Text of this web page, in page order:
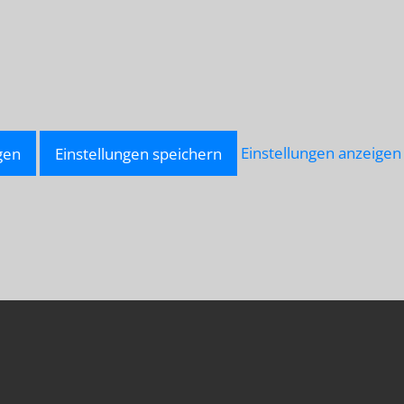
Einstellungen speichern Einstellungen anzeigen